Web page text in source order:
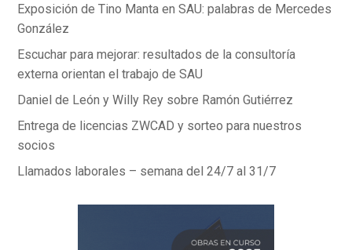
Exposición de Tino Manta en SAU: palabras de Mercedes
González
Escuchar para mejorar: resultados de la consultoría
externa orientan el trabajo de SAU
Daniel de León y Willy Rey sobre Ramón Gutiérrez
Entrega de licencias ZWCAD y sorteo para nuestros
socios
Llamados laborales – semana del 24/7 al 31/7